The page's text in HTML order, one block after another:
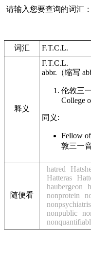
请输入您要查询的词汇：
词汇 F.T.C.L.
释义
F.T.C.L.
abbr. （缩写
伦敦三
College
同义:
Fellow
敦三一
随便看
hatred
Hatteras
haubergeon
nonprotein
nonpublic